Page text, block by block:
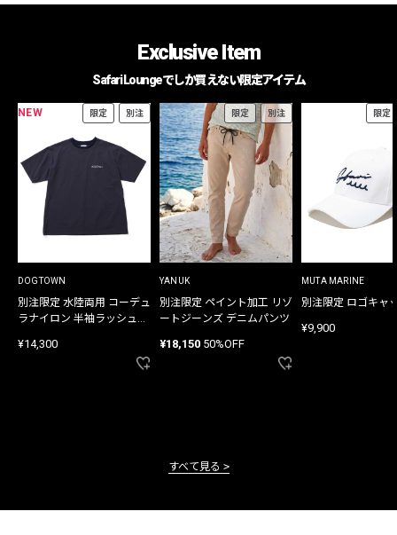
Exclusive Item
Safari Loungeでしか買えない限定アイテム
NEW 限定 別注
DOGTOWN
別注限定 水陸両用 コーデュ
ラナイロン 半袖ラッシュガ
¥14,300
限定 別注
YANUK
別注限定 ペイント加工 リゾ
ートジーンズ デニムパンツ
¥18,150 50%OFF
限定
MUTA MARINE
別注限定 ロゴキャ
¥9,900
すべて見る